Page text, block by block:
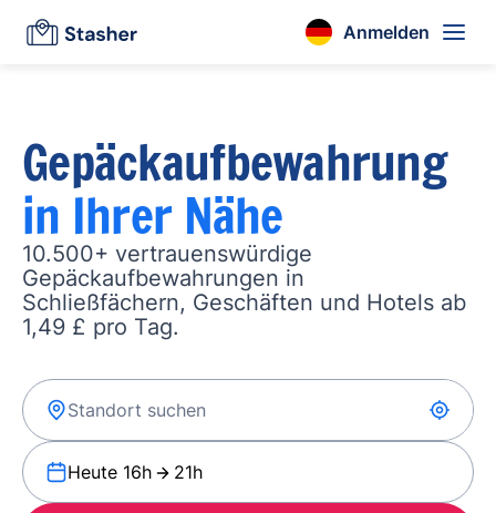
Anmelden
Gepäckaufbewahrung
in Ihrer Nähe
10.500+ vertrauenswürdige
Gepäckaufbewahrungen in
Schließfächern, Geschäften und Hotels ab
1,49 £ pro Tag.
Heute 16h 21h